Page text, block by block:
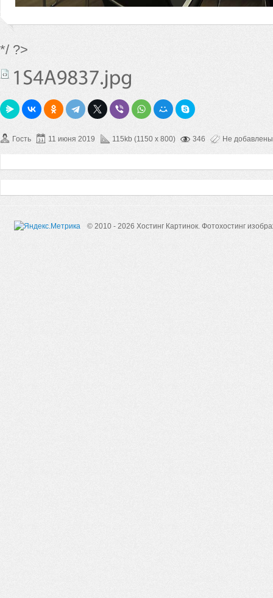
*/ ?>
Гость 11 июня 2019 115kb (1150 x 800) 346 Не добавлены
© 2010 - 2026 Хостинг Картинок. Фотохостинг